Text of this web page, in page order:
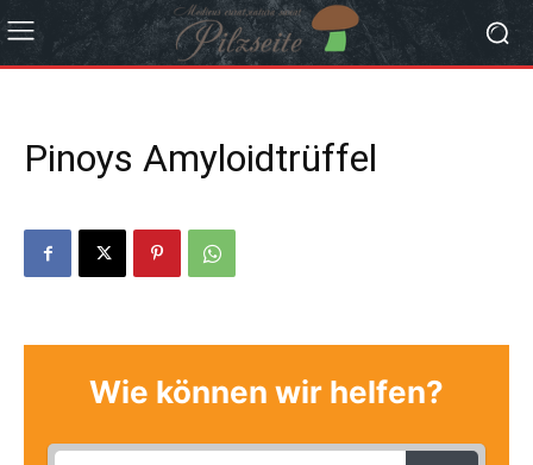
Pinoys Amyloidtrüffel
Wie können wir helfen?